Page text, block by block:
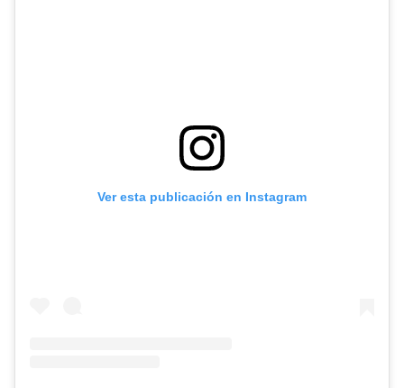
Ver esta publicación en Instagram